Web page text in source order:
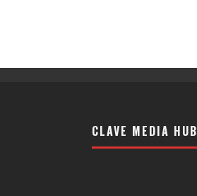
CLAVE MEDIA HUB